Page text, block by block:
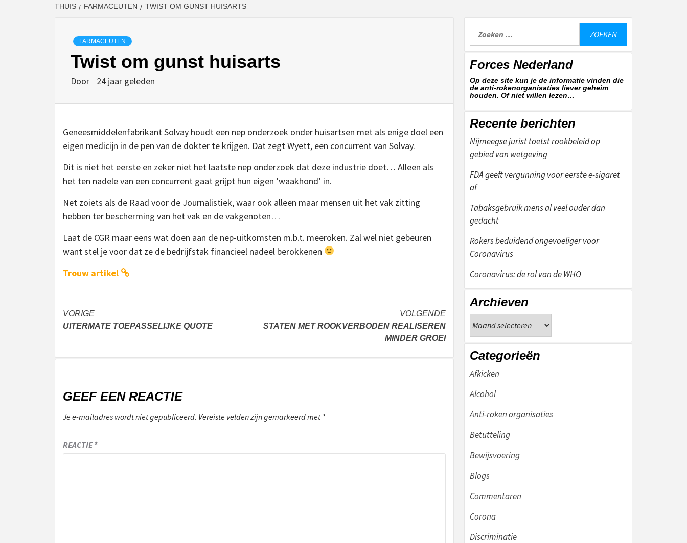
THUIS FARMACEUTEN TWIST OM GUNST HUISARTS
FARMACEUTEN
Twist om gunst huisarts
Door 24 jaar geleden
Geneesmiddelenfabrikant Solvay houdt een nep onderzoek onder huisartsen met als enige doel een
eigen medicijn in de pen van de dokter te krijgen. Dat zegt Wyett, een concurrent van Solvay.
Dit is niet het eerste en zeker niet het laatste nep onderzoek dat deze industrie doet… Alleen als
het ten nadele van een concurrent gaat grijpt hun eigen ‘waakhond’ in.
Net zoiets als de Raad voor de Journalistiek, waar ook alleen maar mensen uit het vak zitting
hebben ter bescherming van het vak en de vakgenoten…
Laat de CGR maar eens wat doen aan de nep-uitkomsten m.b.t. meeroken. Zal wel niet gebeuren
want stel je voor dat ze de bedrijfstak financieel nadeel berokkenen
Trouw artikel
Bericht
navigatie
VORIGE
UITERMATE TOEPASSELIJKE QUOTE
VOLGENDE
STATEN MET ROOKVERBODEN REALISEREN
MINDER GROEI
GEEF EEN REACTIE
Je e-mailadres wordt niet gepubliceerd. Vereiste velden zijn gemarkeerd met *
REACTIE *
naar:
Forces Nederland
Op deze site kun je de informatie vinden die
de anti-rokenorganisaties liever geheim
houden. Of niet willen lezen…
Recente berichten
Nijmeegse jurist toetst rookbeleid op
gebied van wetgeving
FDA geeft vergunning voor eerste e-sigaret
af
Tabaksgebruik mens al veel ouder dan
gedacht
Rokers beduidend ongevoeliger voor
Coronavirus
Coronavirus: de rol van de WHO
Archieven
Categorieën
Afkicken
Alcohol
Anti-roken organisaties
Betutteling
Bewijsvoering
Blogs
Commentaren
Corona
Discriminatie